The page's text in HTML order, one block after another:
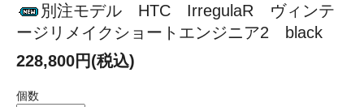
別注モデル HTC IrregulaR ヴィンテ
ージリメイクショートエンジニア2 black
228,800円(税込)
個数